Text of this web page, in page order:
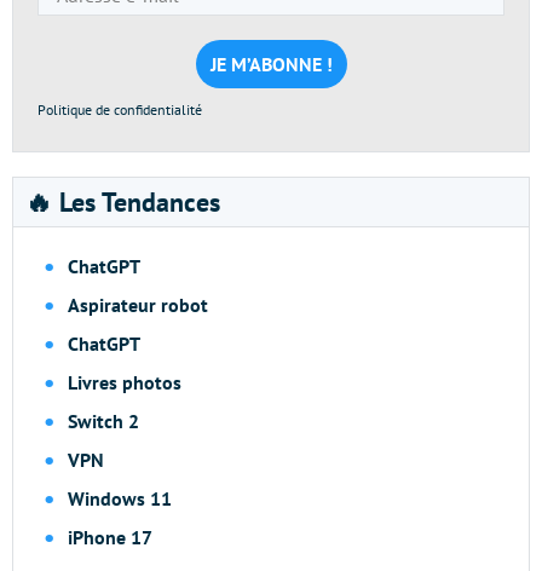
e-
mail
*
Politique de confidentialité
🔥 Les Tendances
ChatGPT
Aspirateur robot
ChatGPT
Livres photos
Switch 2
VPN
Windows 11
iPhone 17